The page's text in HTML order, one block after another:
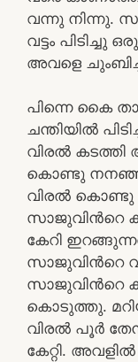
വന്നു നിന്നു.
വട്ടം പിടിച്ചു
അവളെ
പിന്നെ കൈ
ചന്തിയിൽ
വിരൽ
കൊണ്ടു
വിരൽ കൊണ്ടു
സാജുവിൻറെ
കേറി
സാജുവിൻറെ
സാജുവിൻറെ
കൊടുത്തു.
വിരൽ പൂർ
കേറ്റി.